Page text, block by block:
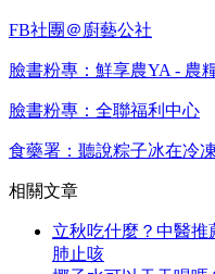
FB社團＠廚藝公社
臉書粉專：鮮享農YA - 農
臉書粉專：全聯福利中心
食藥署：聽說粽子冰在冷
相關文章
立秋吃什麼？中醫
肺止咳